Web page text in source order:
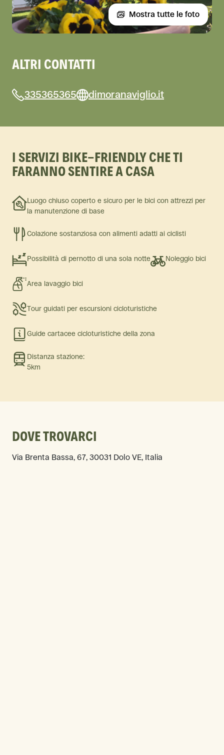
Mostra tutte le foto
ALTRI CONTATTI
335365365 dimoranaviglio.it
I SERVIZI BIKE-FRIENDLY CHE TI
FARANNO SENTIRE A CASA
Luogo chiuso coperto e sicuro per le bici con attrezzi per
la manutenzione di base
Colazione sostanziosa con alimenti adatti ai ciclisti
Possibilità di pernotto di una sola notte Noleggio bici
Area lavaggio bici
Tour guidati per escursioni cicloturistiche
Guide cartacee cicloturistiche della zona
Distanza stazione:
5km
DOVE TROVARCI
Via Brenta Bassa, 67, 30031 Dolo VE, Italia